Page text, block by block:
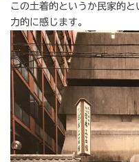
この土着的というか民家的
力的に感じます。